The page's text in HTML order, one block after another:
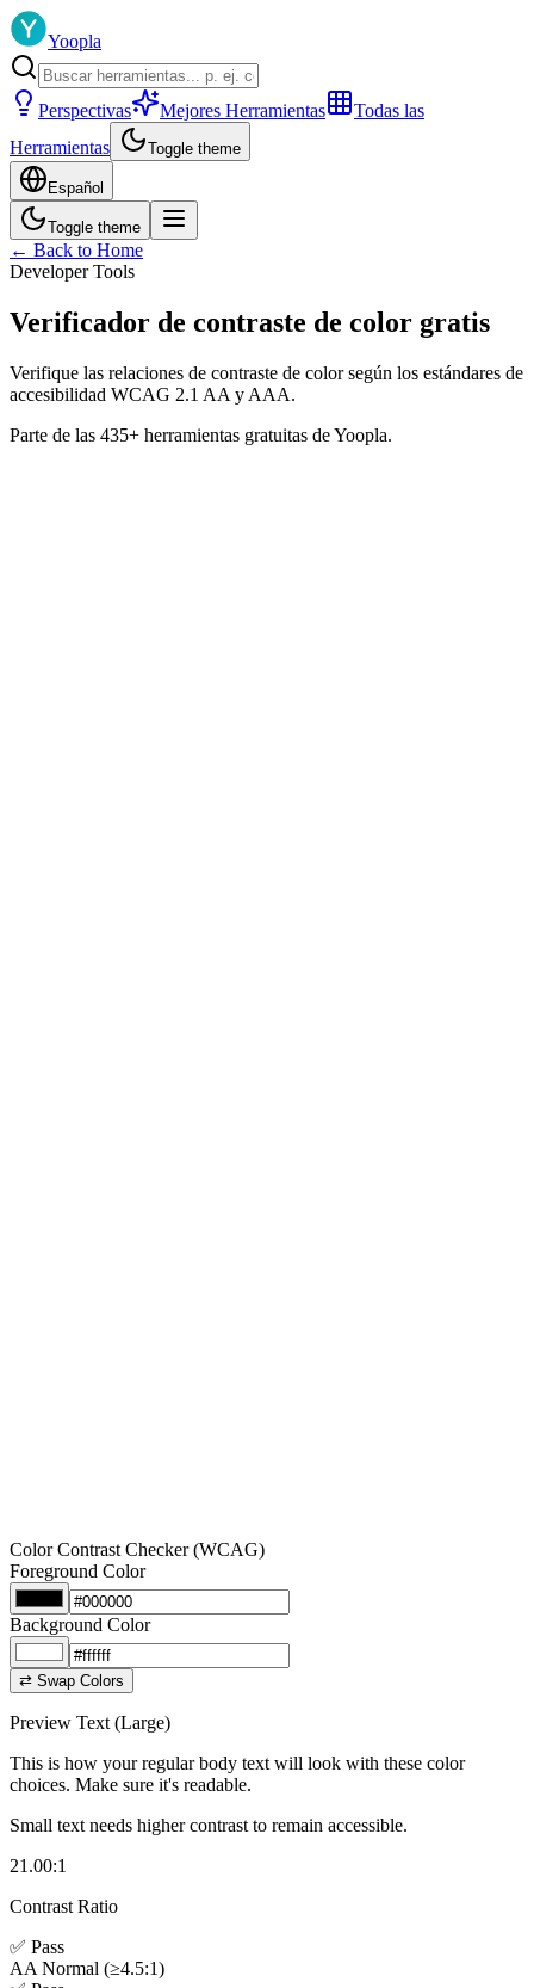
Yoopla
Perspectivas Mejores Herramientas
Todas las
Herramientas
Toggle theme
Español
Toggle theme
← Back to Home
Developer Tools
Verificador de contraste de color gratis
Verifique las relaciones de contraste de color según los estándares de
accesibilidad WCAG 2.1 AA y AAA.
Parte de las 435+ herramientas gratuitas de Yoopla.
Color Contrast Checker (WCAG)
Foreground Color
Background Color
⇄ Swap Colors
Preview Text (Large)
This is how your regular body text will look with these color
choices. Make sure it's readable.
Small text needs higher contrast to remain accessible.
21.00:1
Contrast Ratio
✅ Pass
AA Normal (≥4.5:1)